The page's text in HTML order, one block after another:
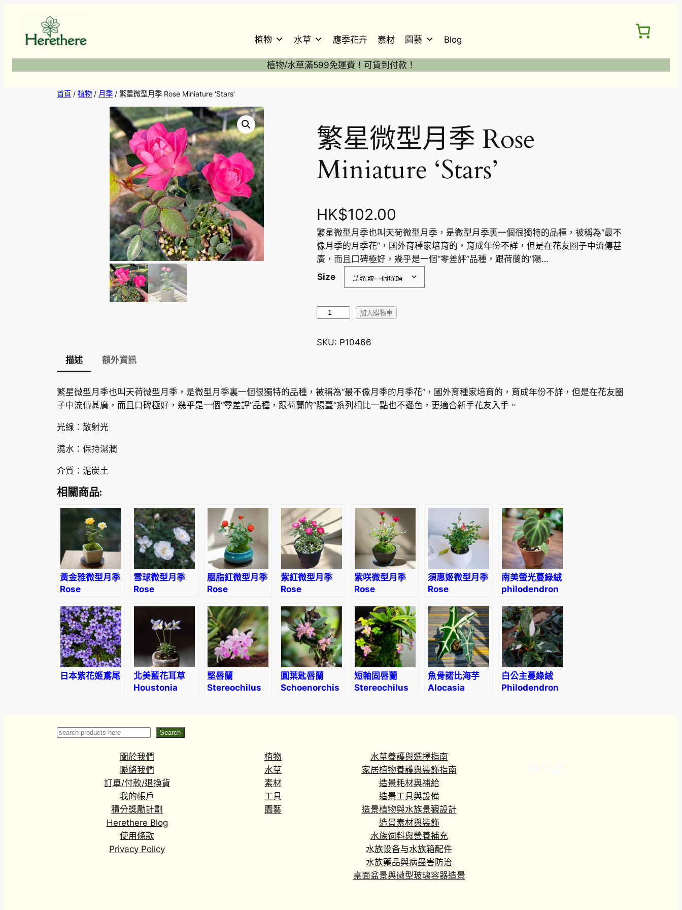
植物 水草 應季花卉 素材 園藝 Blog
植物/水草滿599免運費！可貨到付款！
首頁 / 植物 / 月季 / 繁星微型月季 Rose Miniature ‘Stars’
繁星微型月季 Rose
Miniature ‘Stars’
HK$102.00
繁星微型月季也叫天荷微型月季，是微型月季裏一個很獨特的品種，被稱為“最不
像月季的月季花”，國外育種家培育的，育成年份不詳，但是在花友圈子中流傳甚
廣，而且口碑極好，幾乎是一個“零差評”品種，跟荷蘭的“陽…
Size
微
R
o
t
u
r
e
'
S
r
s
'
數
量
加入購物車
SKU: P10466
描述
額外資訊
繁星微型月季也叫天荷微型月季 ，是微型月季裏一個很獨特的品種，被稱為“最不像月季的月季花”，國外育種家培育的，育成年份不詳，但是在花友圈
子中流傳甚廣，而且口碑極好，幾乎是一個“零差評”品種，跟荷蘭的“陽臺”系列相比一點也不遜色，更適合新手花友入手。
光線：散射光
澆水：保持濕潤
介質：泥炭土
相關商品:
黃金雅微型月季
Rose
‘Gold Coin’
雪球微型月季
Rose
胭脂紅微型月季
Rose
‘Carmine’
紫紅微型月季
Rose
‘Fuchsia’
紫咲微型月季
Rose
‘Zisaki’
須惠姬微型月季
Rose
‘Suehime’
南美螢光蔓綠絨
philodendron
日本紫花姬鳶尾
北美藍花耳草
Houstonia
堅唇蘭
Stereochilus
圓葉匙唇蘭
Schoenorchis
短軸固唇蘭
Stereochilus
魚骨諾比海芋
Alocasia
白公主蔓綠絨
Philodendron
Search Search
關於我們
聯絡我們
訂單/付款/退換貨
我的帳戶
積分獎勵計劃
Herethere Blog
使用條款
Privacy Policy
植物
水草
素材
工具
園藝
水草養護與選擇指南
家居植物養護與裝飾指南
造景耗材與補給
造景工具與設備
造景植物與水族景觀設計
造景素材與裝飾
水族饲料與營養補充
水族设备与水族箱配件
水族藥品與病蟲害防治
桌面盆景與微型玻璃容器造景